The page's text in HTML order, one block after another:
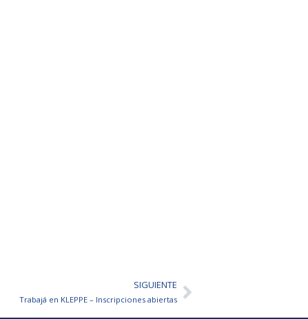
SIGUIENTE
Trabajá en KLEPPE – Inscripciones abiertasSiguiente